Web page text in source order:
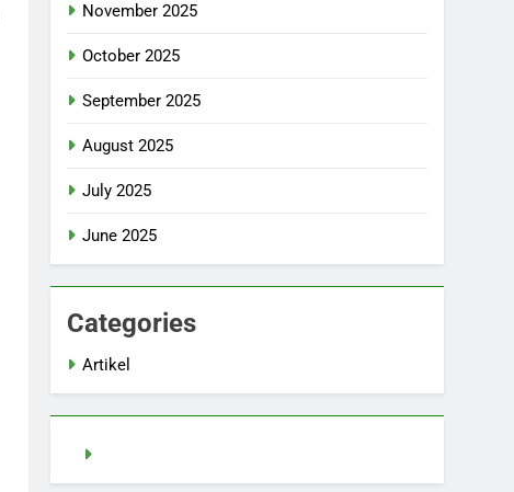
November 2025
October 2025
September 2025
August 2025
July 2025
June 2025
Categories
Artikel